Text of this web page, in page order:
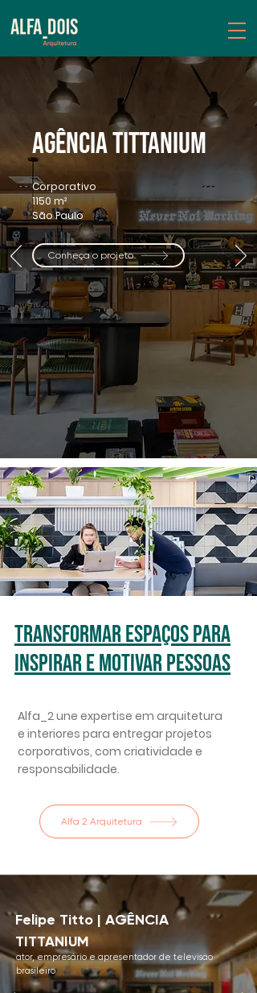
AGÊNCIA TITTANIUM
Corporativo
1150 m²
São Paulo
Conheça o projeto
Transformar espaços para
inspirar e motivar pessoas
Alfa_2 une expertise em arquitetura
e interiores para entregar projetos
corporativos, com criatividade e
responsabilidade.
Alfa 2 Arquitetura
Felipe Titto | AGÊNCIA
TITTANIUM
ator, empresário e apresentador de televisão
brasileiro